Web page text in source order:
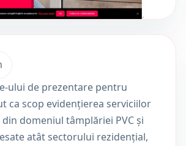
ului de prezentare pentru
ca scop evidențierea serviciilor
domeniul tâmplăriei PVC și
atât sectorului rezidențial,